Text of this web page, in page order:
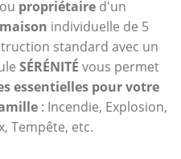
ou propriétaire d'un
maison individuelle de 5
standard avec un
SÉRÉNITÉ vous permet
essentielles pour votre
: Incendie, Explosion,
Tempête, etc.